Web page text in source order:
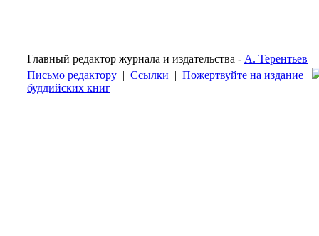
Главный редактор журнала и издательства - А. Терентьев
Письмо редактору | Ссылки | Пожертвуйте на издание
буддийских книг